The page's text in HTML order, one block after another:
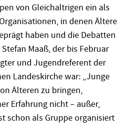
von Gleichaltrigen ein als
in denen Ältere
haben und die Debatten
Maaß, der bis Februar
und Jugendreferent der
Landeskirche war: „Junge
Älteren zu bringen,
Erfahrung nicht – außer,
schon als Gruppe organisiert